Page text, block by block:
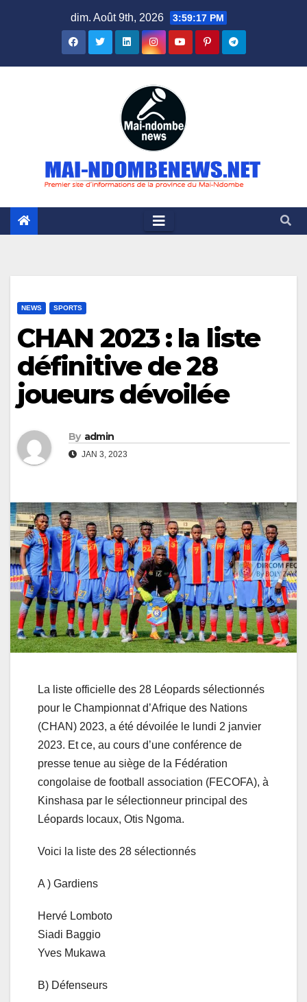
dim. Août 9th, 2026 3:59:18 PM
NEWS SPORTS
CHAN 2023 : la liste
définitive de 28
joueurs dévoilée
By admin
JAN 3, 2023
La liste officielle des 28 Léopards sélectionnés
pour le Championnat d’Afrique des Nations
(CHAN) 2023, a été dévoilée le lundi 2 janvier
2023. Et ce, au cours d’une conférence de
presse tenue au siège de la Fédération
congolaise de football association (FECOFA), à
Kinshasa par le sélectionneur principal des
Léopards locaux, Otis Ngoma.
Voici la liste des 28 sélectionnés
A ) Gardiens
Hervé Lomboto
Siadi Baggio
Yves Mukawa
B) Défenseurs